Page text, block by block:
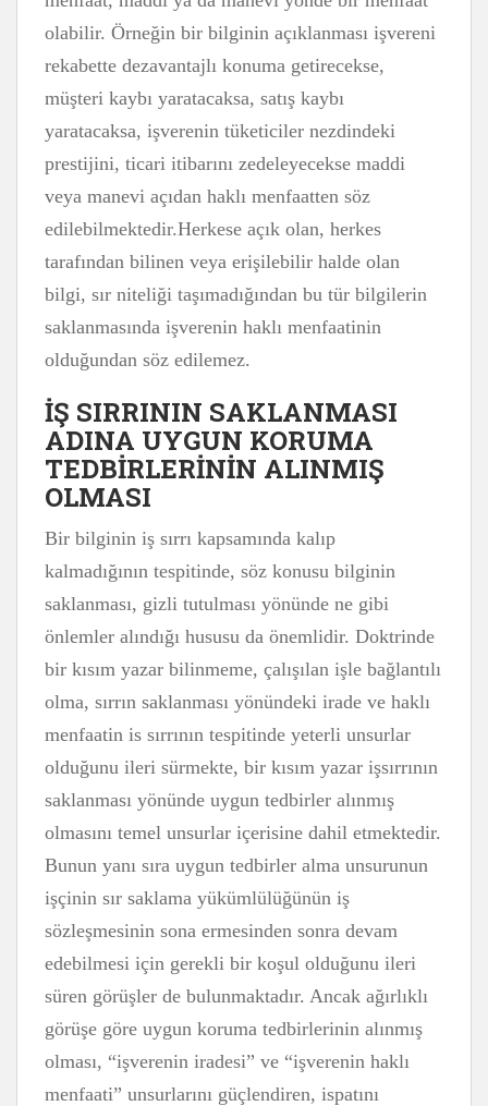
olabilir. Örneğin bir bilginin açıklanması işvereni
rekabette dezavantajlı konuma getirecekse,
müşteri kaybı yaratacaksa, satış kaybı
yaratacaksa, işverenin tüketiciler nezdindeki
prestijini, ticari itibarını zedeleyecekse maddi
veya manevi açıdan haklı menfaatten söz
edilebilmektedir.Herkese açık olan, herkes
tarafından bilinen veya erişilebilir halde olan
bilgi, sır niteliği taşımadığından bu tür bilgilerin
saklanmasında işverenin haklı menfaatinin
olduğundan söz edilemez.
İŞ SIRRININ SAKLANMASI
ADINA UYGUN KORUMA
TEDBİRLERİNİN ALINMIŞ
OLMASI
Bir bilginin iş sırrı kapsamında kalıp
kalmadığının tespitinde, söz konusu bilginin
saklanması, gizli tutulması yönünde ne gibi
önlemler alındığı hususu da önemlidir. Doktrinde
bir kısım yazar bilinmeme, çalışılan işle bağlantılı
olma, sırrın saklanması yönündeki irade ve haklı
menfaatin is sırrının tespitinde yeterli unsurlar
olduğunu ileri sürmekte, bir kısım yazar işsırrının
saklanması yönünde uygun tedbirler alınmış
olmasını temel unsurlar içerisine dahil etmektedir.
Bunun yanı sıra uygun tedbirler alma unsurunun
işçinin sır saklama yükümlülüğünün iş
sözleşmesinin sona ermesinden sonra devam
edebilmesi için gerekli bir koşul olduğunu ileri
süren görüşler de bulunmaktadır. Ancak ağırlıklı
görüşe göre uygun koruma tedbirlerinin alınmış
olması, “işverenin iradesi” ve “işverenin haklı
menfaati” unsurlarını güçlendiren, ispatını